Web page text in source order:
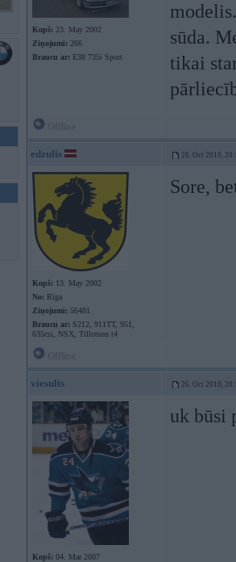
Kopš: 23. May 2002
Ziņojumi: 266
Braucu ar: E38 735i Sport
sūda.
tikai
edzulis 26. Oct 2010,
Kopš: 13. May 2002
No: Rīga
Ziņojumi: 56481
Braucu ar: S212, 911TT, 951,
635csi, NSX, Tillotson t4
Sore,
viesulis 26. Oct 2010,
Kopš: 04. Mar 2007
uk būsi